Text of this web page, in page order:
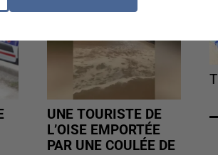
UNE TOURISTE DE
L’OISE EMPORTÉE
PAR UNE COULÉE DE